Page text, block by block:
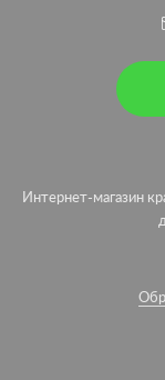
Интернет-магазин